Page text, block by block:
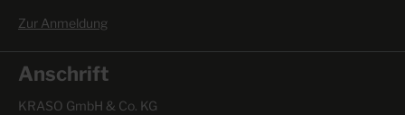
Zur Anmeldung
Anschrift
KRASO GmbH & Co. KG